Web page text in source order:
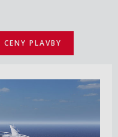
PLAVBY